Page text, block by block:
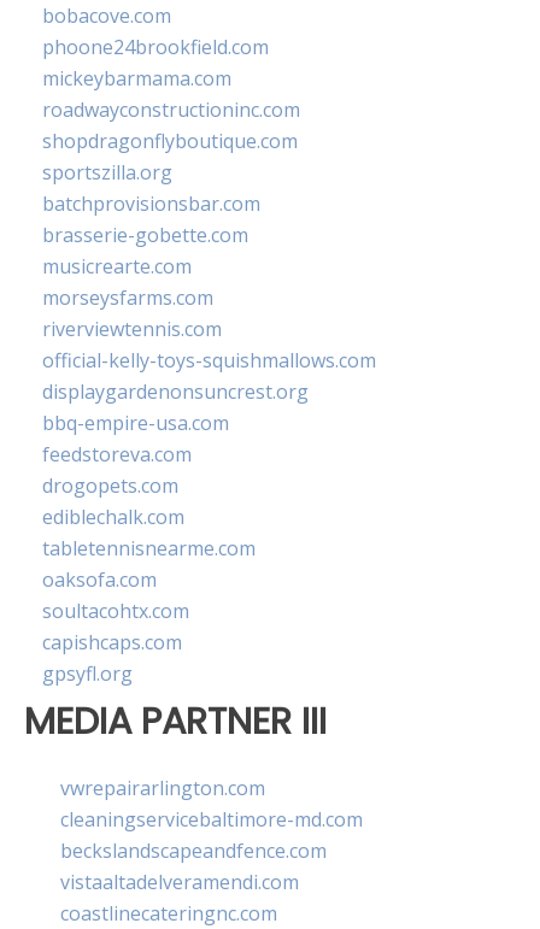
bobacove.com
phoone24brookfield.com
mickeybarmama.com
roadwayconstructioninc.com
shopdragonflyboutique.com
sportszilla.org
batchprovisionsbar.com
brasserie-gobette.com
musicrearte.com
morseysfarms.com
riverviewtennis.com
official-kelly-toys-squishmallows.com
displaygardenonsuncrest.org
bbq-empire-usa.com
feedstoreva.com
drogopets.com
ediblechalk.com
tabletennisnearme.com
oaksofa.com
soultacohtx.com
capishcaps.com
gpsyfl.org
MEDIA PARTNER III
vwrepairarlington.com
cleaningservicebaltimore-md.com
beckslandscapeandfence.com
vistaaltadelveramendi.com
coastlinecateringnc.com